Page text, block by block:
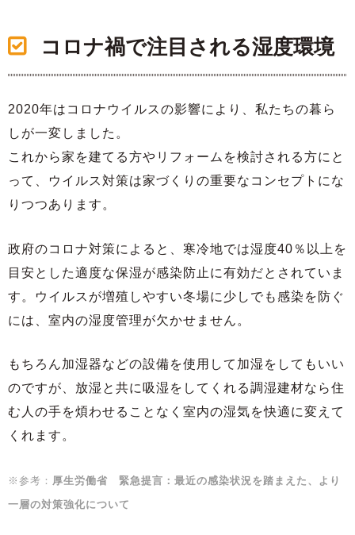
コロナ禍で注目される湿度環境
2020年はコロナウイルスの影響により、私たちの暮ら
しが一変しました。
これから家を建てる方やリフォームを検討される方にと
って、ウイルス対策は家づくりの重要なコンセプトにな
りつつあります。
政府のコロナ対策によると、寒冷地では湿度40％以上を
目安とした適度な保湿が感染防止に有効だとされていま
す。ウイルスが増殖しやすい冬場に少しでも感染を防ぐ
には、室内の湿度管理が欠かせません。
もちろん加湿器などの設備を使用して加湿をしてもいい
のですが、放湿と共に吸湿をしてくれる調湿建材なら住
む人の手を煩わせることなく室内の湿気を快適に変えて
くれます。
※参考： 厚生労働省 緊急提言：最近の感染状況を踏まえた、より
一層の対策強化について